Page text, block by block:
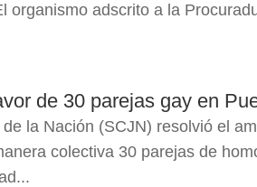
organismo adscrito a la
de 30 parejas gay en
la Nación (SCJN) resolvió el
colectiva 30 parejas de